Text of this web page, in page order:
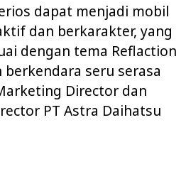
dapat menjadi mobil
dan berkarakter, yang
dengan tema Reflaction
seru serasa
Director dan
PT Astra Daihatsu